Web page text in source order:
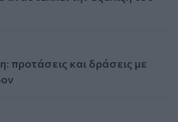
προτάσεις και δράσεις με